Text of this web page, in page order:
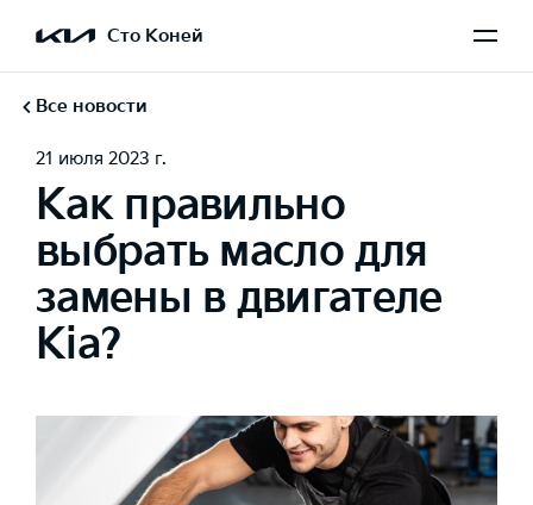
Сто Коней
Все новости
21 июля 2023 г.
Как правильно
выбрать масло для
замены в двигателе
Kia?